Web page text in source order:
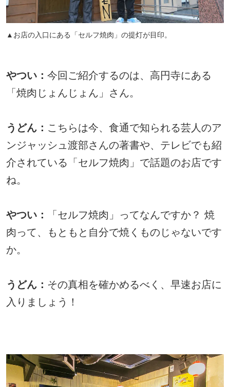
▲お店の入口にある「セルフ焼肉」の提灯が目印。
やつい： 今回ご紹介するのは、高円寺にある
「焼肉じょんじょん」さん。
うどん： こちらは今、食通で知られる芸人のア
ンジャッシュ渡部さんの著書や、テレビでも紹
介されている「セルフ焼肉」で話題のお店です
ね。
やつい：
「セルフ焼肉」ってなんですか？ 焼
肉って、もともと自分で焼くものじゃないです
か。
うどん： その真相を確かめるべく、早速お店に
入りましょう！